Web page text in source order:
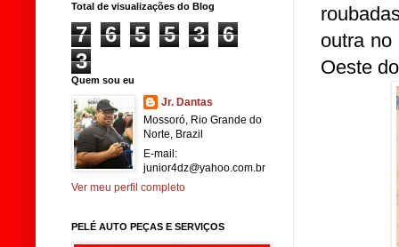
outra
Oeste
Total de visualizações do Blog
7 6 5 5 3
6
3
Quem sou eu
Jr. Dantas
Mossoró, Rio Grande do
Norte, Brazil
E-mail:
junior4dz@yahoo.com.br
Ver meu perfil completo
PELÉ AUTO PEÇAS E SERVIÇOS